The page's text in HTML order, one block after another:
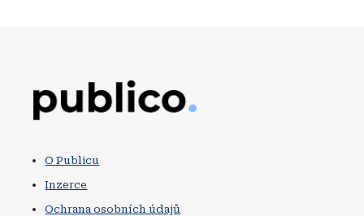
O Publicu
Inzerce
Ochrana osobních údajů